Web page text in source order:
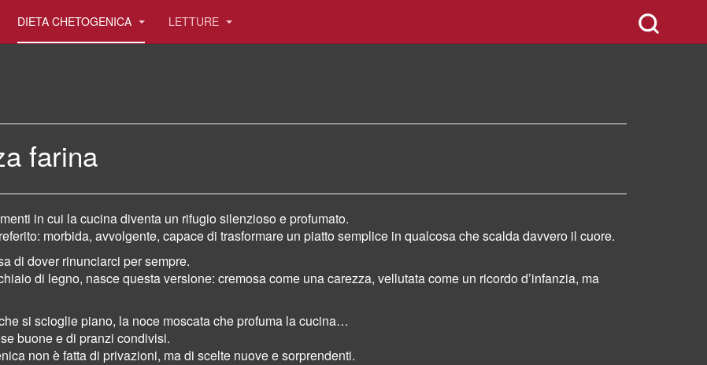
DIETA CHETOGENICA LETTURE
farina
in cui la cucina diventa un rifugio silenzioso e profumato.
morbida, avvolgente, capace di trasformare un piatto semplice in qualcosa che scalda davvero il cuore.
di dover rinunciarci per sempre.
di legno, nasce questa versione: cremosa come una carezza, vellutata come un ricordo d’infanzia, ma
si scioglie piano, la noce moscata che profuma la cucina…
buone e di pranzi condivisi.
non è fatta di privazioni, ma di scelte nuove e sorprendenti.